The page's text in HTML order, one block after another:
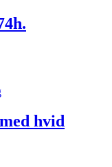
hvid